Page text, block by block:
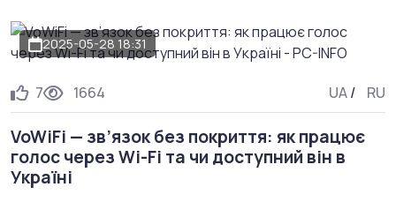
2025-05-28 18:31
7 1664 UA/ RU
VoWiFi — зв’язок без покриття: як працює
голос через Wi-Fi та чи доступний він в
Україні